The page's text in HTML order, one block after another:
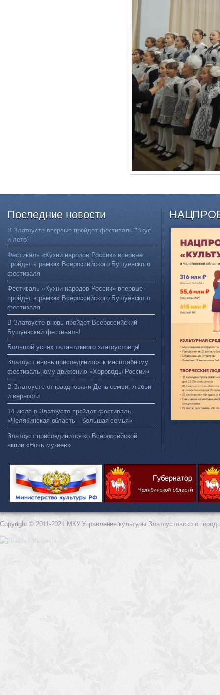
Последние новости
В Златоусте впервые пройдет фестиваль "Вкус
и лето"
Фестиваль «Кухни народов России» впервые
пройдет в рамках Всероссийского Бушуевского
фестиваля
Фестиваль «Кухни народов России» впервые
пройдет в рамках Всероссийского Бушуевского
фестиваля
В Златоусте вновь пройдет Всероссийский
Бушуевский фестиваль!
Большой успех талантливого златоустовца!
Златоуст вновь присоединится к масштабному
фестивальному движению «Хороводы России»
В Златоусте отпраздновали День семьи, любви
и верности
14 июля в Златоусте пройдет фестиваль
«Челябинская область – большая семья»
Златоуст присоединится ко Всероссийской
акции «Ночь музеев»
Copyright © 2011-2021 МКУ Управление культуры Златоустовского